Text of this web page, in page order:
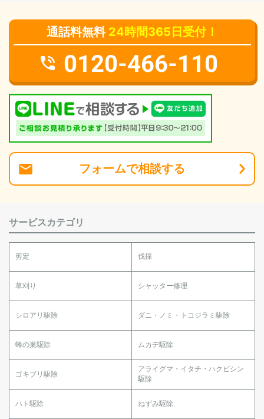
通話料無料 24時間365日受付！
0120-466-110
フォームで相談する
サービスカテゴリ
剪定 伐採
草刈り シャッター修理
シロアリ駆除 ダニ・ノミ・トコジラミ駆除
蜂の巣駆除 ムカデ駆除
ゴキブリ駆除
アライグマ・イタチ・ハクビシン
駆除
ハト駆除 ねずみ駆除